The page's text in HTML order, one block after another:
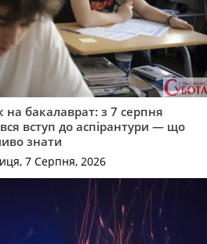
на бакалаврат: з 7 серпня
вступ до аспірантури — що
знати
7 Серпня, 2026